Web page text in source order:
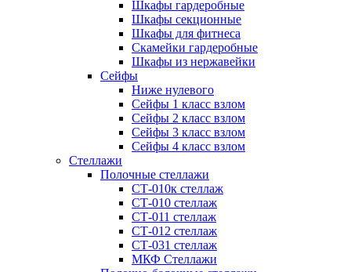
Шкафы гардеробные
Шкафы секционные
Шкафы для фитнеса
Скамейки гардеробные
Шкафы из нержавейки
Сейфы
Ниже нулевого
Сейфы 1 класс взлом
Сейфы 2 класс взлом
Сейфы 3 класс взлом
Сейфы 4 класс взлом
Стеллажи
Полочные стеллажи
СТ-010к стеллаж
СТ-010 стеллаж
СТ-011 стеллаж
СТ-012 стеллаж
СТ-031 стеллаж
МКФ Стеллажи